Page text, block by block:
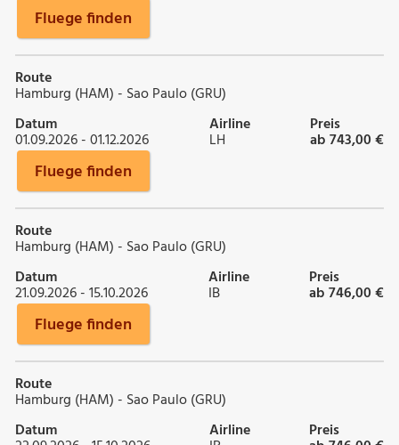
Fluege finden
Route
Hamburg (HAM) - Sao Paulo (GRU)
Datum
01.09.2026 - 01.12.2026
Airline
LH
Preis
ab 743,00 €
Fluege finden
Route
Hamburg (HAM) - Sao Paulo (GRU)
Datum
21.09.2026 - 15.10.2026
Airline
IB
Preis
ab 746,00 €
Fluege finden
Route
Hamburg (HAM) - Sao Paulo (GRU)
Datum
Airline Preis